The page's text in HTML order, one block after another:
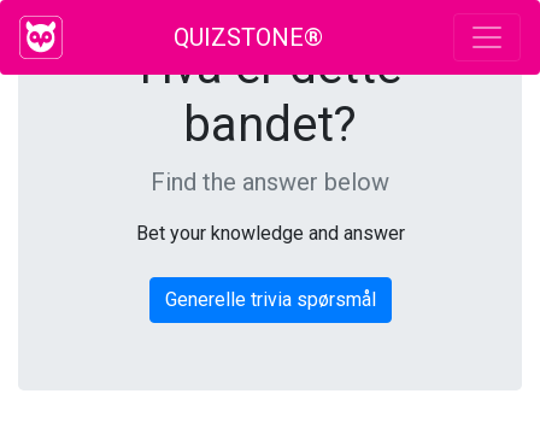
QUIZSTONE®
Hva er dette
bandet?
Find the answer below
Bet your knowledge and answer
Generelle trivia spørsmål